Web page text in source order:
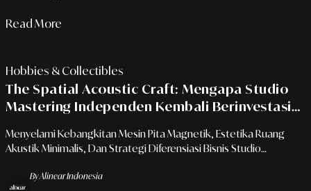
Read More
Hobbies & Collectibles
The Spatial Acoustic Craft: Mengapa Studio
Mastering Independen Kembali Berinvestasi
Menyelami Kebangkitan Mesin Pita Magnetik, Estetika Ruang
Akustik Minimalis, Dan Strategi Diferensiasi Bisnis Studio
By Alinear Indonesia